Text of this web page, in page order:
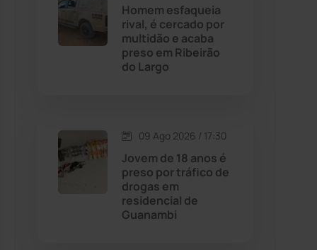
Cordeiros
Dom Basílio (391)
Érico Cardoso (82)
Homem esfaqueia
rival, é cercado por
multidão e acaba
preso em Ribeirão
do Largo
09 Ago 2026 / 17:30
Jovem de 18 anos é
preso por tráfico de
drogas em
residencial de
Guanambi